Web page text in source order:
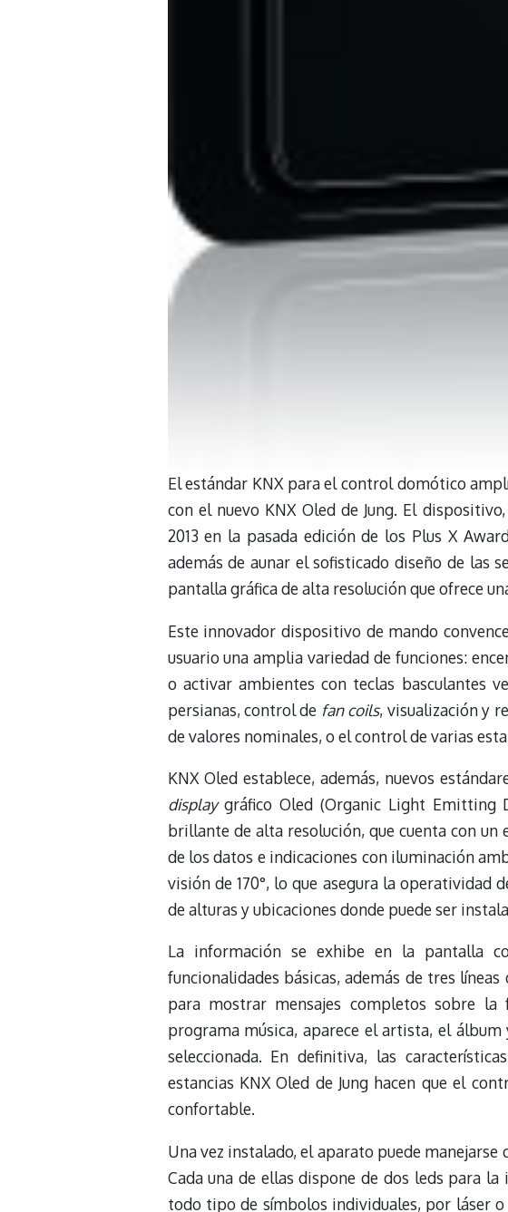
El estándar KNX para el control domótico
con el nuevo KNX Oled de Jung. El
2013 en la pasada edición de los Plus X
además de aunar el sofisticado diseño de las
pantalla gráfica de alta resolución que ofrece
Este innovador dispositivo de mando
usuario una amplia variedad de funciones:
o activar ambientes con teclas basculantes
persianas, control de fan coils, visualización y
de valores nominales, o el control de varias
KNX Oled establece, además, nuevos
displaygráfico Oled (Organic Light Emitting
brillante de alta resolución, que cuenta con
de los datos e indicaciones con iluminación
visión de 170°, lo que asegura la operatividad
de alturas y ubicaciones donde puede ser
La información se exhibe en la pantalla
funcionalidades básicas, además de tres
para mostrar mensajes completos sobre la
programa música, aparece el artista, el
seleccionada. En definitiva, las
estancias KNX Oled de Jung hacen que el
confortable.
Una vez instalado, el aparato puede
Cada una de ellas dispone de dos leds para
todo tipo de símbolos individuales, por láser